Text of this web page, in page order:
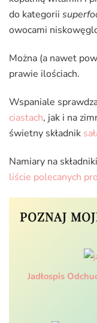
do kategorii
owocami
Można (a nawet
prawie ilościach.
Wspaniale
ciastach, jak i na
świetny składnik
Namiary na
liście polecanych
POZNAJ
Jadłospis